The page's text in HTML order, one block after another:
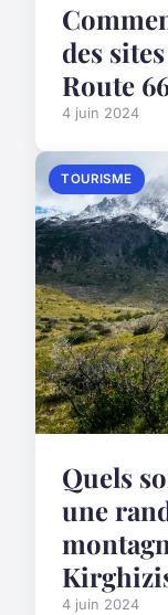
des
Route
4 juin 2024
TOURISME
Quels
une
4 juin 2024